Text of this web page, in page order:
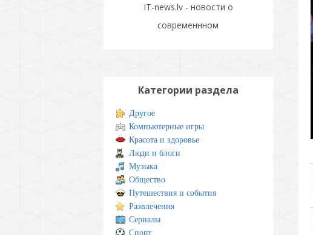
IT-news.lv - новости о
современнном
Категории раздела
Другое
Компьютерные игры
Красота и здоровье
Люди и блоги
Музыка
Общество
Путешествия и события
Развлечения
Сериалы
Спорт